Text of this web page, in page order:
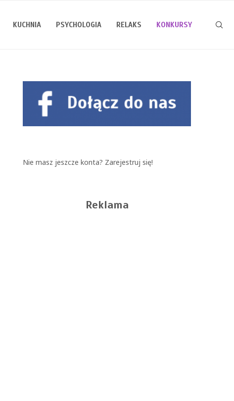
KUCHNIA PSYCHOLOGIA RELAKS KONKURSY
Nie masz jeszcze konta? Zarejestruj się!
Reklama